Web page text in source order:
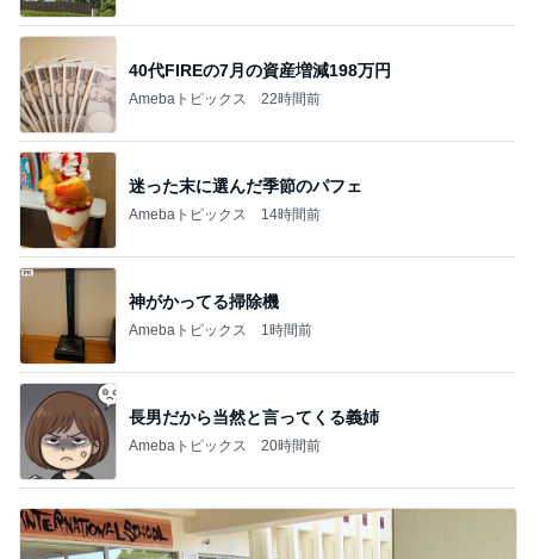
40代FIREの7月の資産増減198万円
Amebaトピックス 22時間前
迷った末に選んだ季節のパフェ
Amebaトピックス 14時間前
神がかってる掃除機
Amebaトピックス 1時間前
長男だから当然と言ってくる義姉
Amebaトピックス 20時間前